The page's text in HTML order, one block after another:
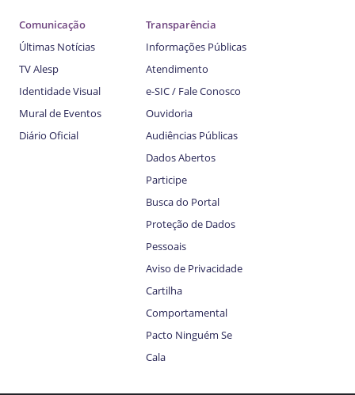
Comunicação
Últimas Notícias
TV Alesp
Identidade Visual
Mural de Eventos
Diário Oficial
Transparência
Informações Públicas
Atendimento
e-SIC / Fale Conosco
Ouvidoria
Audiências Públicas
Dados Abertos
Participe
Busca do Portal
Proteção de Dados
Pessoais
Aviso de Privacidade
Cartilha
Comportamental
Pacto Ninguém Se
Cala